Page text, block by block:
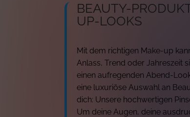
BEAUTY-
UP-LOOKS
Mit dem richtigen Make-up
Anlass, Trend oder Jahreszeit
einen aufregenden Abend-
eine luxuriöse Auswahl an
dich: Unsere hochwertigen
Um deine Augen, deine